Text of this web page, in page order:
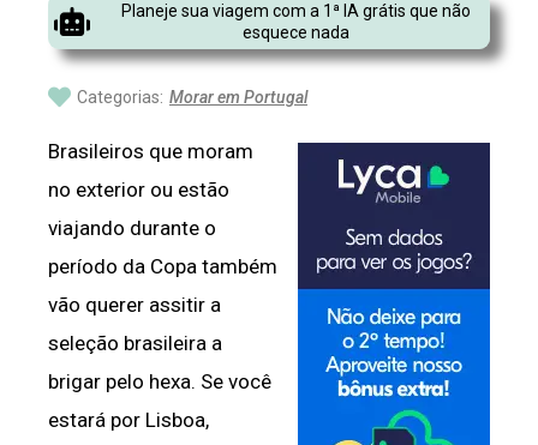
Planeje sua viagem com a 1ª IA grátis que não
esquece nada
Categorias: Morar em Portugal
Brasileiros que moram
no exterior ou estão
viajando durante o
período da Copa também
vão querer assitir a
seleção brasileira a
brigar pelo hexa. Se você
estará por Lisboa,